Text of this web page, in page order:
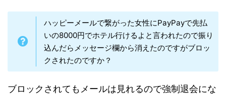
ハッピーメールで繋がった女性にPayPayで先払
いの8000円でホテル行けるよと言われたので振り
込んだらメッセージ欄から消えたのですがブロッ
クされたのですか？
ブロックされてもメールは見れるので強制退会にな